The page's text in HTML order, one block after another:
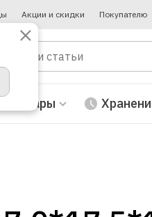
Акции и скидки Покупателю